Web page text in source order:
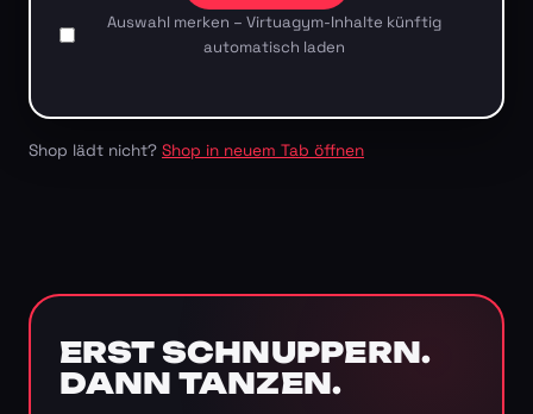
Auswahl merken – Virtuagym-Inhalte künftig
automatisch laden
Shop lädt nicht? Shop in neuem Tab öffnen
ERST SCHNUPPERN.
DANN TANZEN.